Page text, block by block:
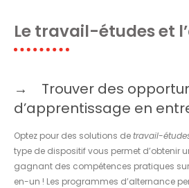
Le travail-études et
Trouver des
d’apprentissage en
Optez pour des solutions detravail-
type de dispositif vous permet d’obtenir
gagnant des compétences pratiques
en-un ! Les programmes d’alternance